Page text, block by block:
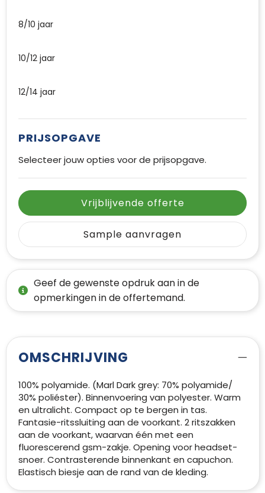
8/10 jaar
10/12 jaar
12/14 jaar
PRIJSOPGAVE
Selecteer jouw opties voor de prijsopgave.
Vrijblijvende offerte
Sample aanvragen
Geef de gewenste opdruk aan in de
opmerkingen in de offertemand.
OMSCHRIJVING
100% polyamide. (Marl Dark grey: 70% polyamide/
30% poliéster). Binnenvoering van polyester. Warm
en ultralicht. Compact op te bergen in tas.
Fantasie-ritssluiting aan de voorkant. 2 ritszakken
aan de voorkant, waarvan één met een
fluorescerend gsm-zakje. Opening voor headset-
snoer. Contrasterende binnenkant en capuchon.
Elastisch biesje aan de rand van de kleding.